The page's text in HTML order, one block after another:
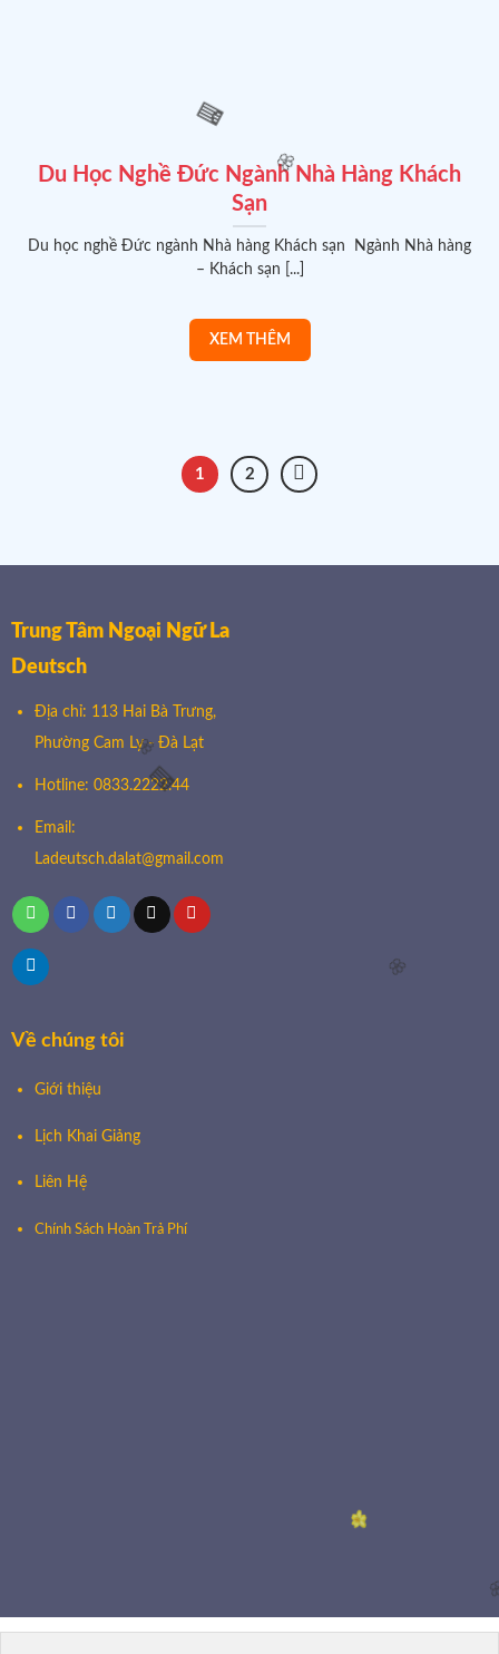
🧧
🌸
Du Học Nghề Đức Ngành Nhà Hàng Khách
Sạn
Du học nghề Đức ngành Nhà hàng Khách sạn Ngành Nhà hàng
– Khách sạn [...]
1 2
Trung Tâm Ngoại Ngữ La
Deutsch
Địa chỉ: 113 Hai Bà Trưng,
Phường Cam Ly - Đà Lạt
Hotline: 0833.2222.44
Email:
Ladeutsch.dalat@gmail.com
Về chúng tôi
Giới thiệu
Lịch Khai Giảng
Liên Hệ
Chính Sách Hoàn Trả Phí